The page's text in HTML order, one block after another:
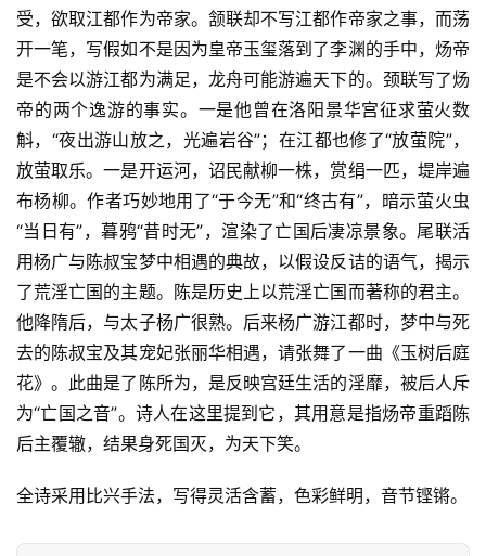
首
页
好
词
好
句
经
歌
受，欲取江都作为帝家。颔联却不写江都作帝家之事，而荡
开一笔，写假如不是因为皇帝玉玺落到了李渊的手中，炀帝
是不会以游江都为满足，龙舟可能游遍天下的。颈联写了炀
帝的两个逸游的事实。一是他曾在洛阳景华宫征求萤火数
斛，“夜出游山放之，光遍岩谷”；在江都也修了“放萤院”，
放萤取乐。一是开运河，诏民献柳一株，赏绢一匹，堤岸遍
布杨柳。作者巧妙地用了“于今无”和“终古有”，暗示萤火虫
“当日有”，暮鸦“昔时无”，渲染了亡国后凄凉景象。尾联活
用杨广与陈叔宝梦中相遇的典故，以假设反诘的语气，揭示
了荒淫亡国的主题。陈是历史上以荒淫亡国而著称的君主。
他降隋后，与太子杨广很熟。后来杨广游江都时，梦中与死
去的陈叔宝及其宠妃张丽华相遇，请张舞了一曲《玉树后庭
花》。此曲是了陈所为，是反映宫廷生活的淫靡，被后人斥
为“亡国之音”。诗人在这里提到它，其用意是指炀帝重蹈陈
后主覆辙，结果身死国灭，为天下笑。
全诗采用比兴手法，写得灵活含蓄，色彩鲜明，音节铿锵。